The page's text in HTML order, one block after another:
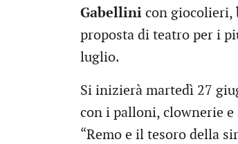
Gabellini con giocolieri,
proposta di teatro per i
luglio.
Si inizierà martedì 27
con i palloni, clownerie
“Remo e il tesoro della